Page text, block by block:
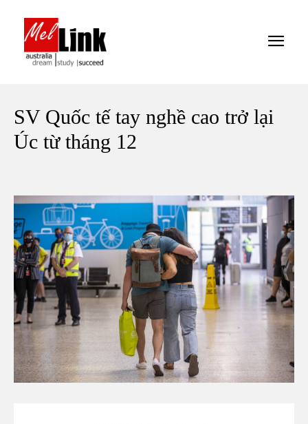
SV Quốc tế tay nghề cao trở lại
Úc từ tháng 12